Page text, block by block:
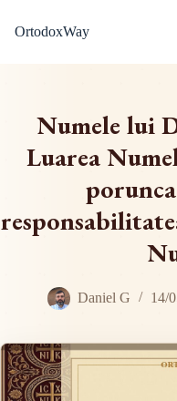
OrtodoxWay
Numele lui
Luarea
Daniel G 14/